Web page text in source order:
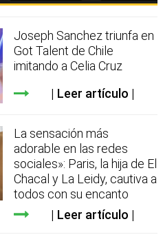
Joseph Sanchez triunfa en
Got Talent de Chile
imitando a Celia Cruz
Leer artículo
La sensación más
adorable en las redes
sociales»: Paris, la hija de El
Chacal y La Leidy, cautiva a
todos con su encanto
Leer artículo